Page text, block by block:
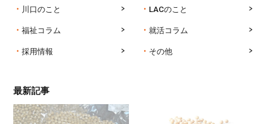
川口のこと
LACのこと
福祉コラム
就活コラム
採用情報
その他
最新記事